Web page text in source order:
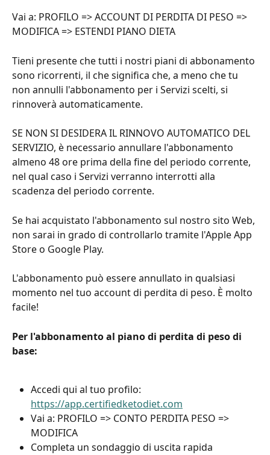
Vai a: PROFILO => ACCOUNT DI PERDITA DI PESO =>
MODIFICA => ESTENDI PIANO DIETA
Tieni presente che tutti i nostri piani di abbonamento
sono ricorrenti, il che significa che, a meno che tu
non annulli l'abbonamento per i Servizi scelti, si
rinnoverà automaticamente.
SE NON SI DESIDERA IL RINNOVO AUTOMATICO DEL
SERVIZIO, è necessario annullare l'abbonamento
almeno 48 ore prima della fine del periodo corrente,
nel qual caso i Servizi verranno interrotti alla
scadenza del periodo corrente.
Se hai acquistato l'abbonamento sul nostro sito Web,
non sarai in grado di controllarlo tramite l'Apple App
Store o Google Play.
L'abbonamento può essere annullato in qualsiasi
momento nel tuo account di perdita di peso. È molto
facile!
Per l'abbonamento al piano di perdita di peso di
base:
Accedi qui al tuo profilo:
https://app.certifiedketodiet.com
Vai a: PROFILO => CONTO PERDITA PESO =>
MODIFICA
Completa un sondaggio di uscita rapida